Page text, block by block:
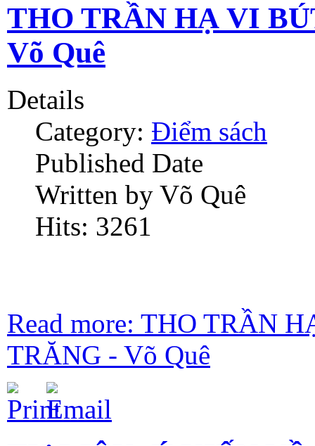
THO TRẦN HẠ VI
Võ Quê
Details
Category: Điểm sách
Published Date
Written by Võ Quê
Hits: 3261
Read more: THO TRẦN
TRĂNG - Võ Quê